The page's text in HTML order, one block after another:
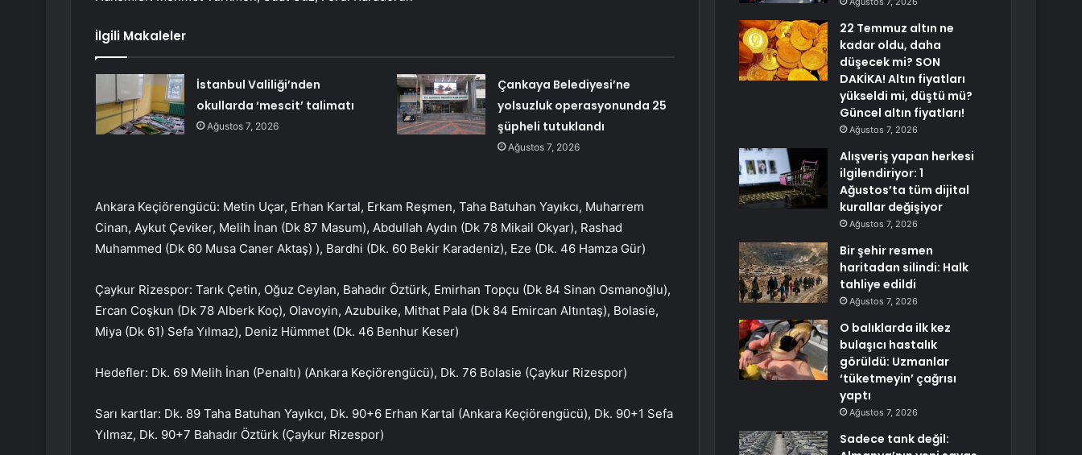
İlgili Makaleler
İstanbul Valiliği’nden
okullarda ‘mescit’ talimatı
Ağustos 7, 2026
Çankaya Belediyesi’ne
yolsuzluk operasyonunda 25
şüpheli tutuklandı
Ağustos 7, 2026
Ankara Keçiörengücü: Metin Uçar, Erhan Kartal, Erkam Reşmen, Taha Batuhan Yayıkcı, Muharrem
Cinan, Aykut Çeviker, Melih İnan (Dk 87 Masum), Abdullah Aydın (Dk 78 Mikail Okyar), Rashad
Muhammed (Dk 60 Musa Caner Aktaş) ), Bardhi (Dk. 60 Bekir Karadeniz), Eze (Dk. 46 Hamza Gür)
Çaykur Rizespor: Tarık Çetin, Oğuz Ceylan, Bahadır Öztürk, Emirhan Topçu (Dk 84 Sinan Osmanoğlu),
Ercan Coşkun (Dk 78 Alberk Koç), Olavoyin, Azubuike, Mithat Pala (Dk 84 Emircan Altıntaş), Bolasie,
Miya (Dk 61) Sefa Yılmaz), Deniz Hümmet (Dk. 46 Benhur Keser)
Hedefler: Dk. 69 Melih İnan (Penaltı) (Ankara Keçiörengücü), Dk. 76 Bolasie (Çaykur Rizespor)
Sarı kartlar: Dk. 89 Taha Batuhan Yayıkcı, Dk. 90+6 Erhan Kartal (Ankara Keçiörengücü), Dk. 90+1 Sefa
Yılmaz, Dk. 90+7 Bahadır Öztürk (Çaykur Rizespor)
22 Temmuz altın ne
kadar oldu, daha
düşecek mi? SON
DAKİKA! Altın fiyatları
yükseldi mi, düştü mü?
Güncel altın fiyatları!
Ağustos 7, 2026
Alışveriş yapan herkesi
ilgilendiriyor: 1
Ağustos’ta tüm dijital
kurallar değişiyor
Ağustos 7, 2026
Bir şehir resmen
haritadan silindi: Halk
tahliye edildi
Ağustos 7, 2026
O balıklarda ilk kez
bulaşıcı hastalık
görüldü: Uzmanlar
‘tüketmeyin’ çağrısı
yaptı
Ağustos 7, 2026
Sadece tank değil: